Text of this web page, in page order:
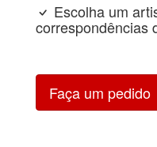
Escolha um
correspondências
Faça um pedido